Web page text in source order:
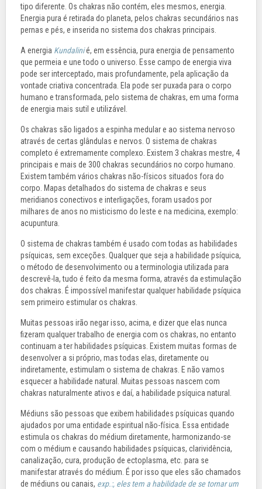
tipo diferente. Os chakras não contém, eles mesmos, energia.
Energia pura é retirada do planeta, pelos chakras secundários nas
pernas e pés, e inserida no sistema dos chakras principais.
A energia Kundalinié, em essência, pura energia de pensamento
que permeia e une todo o universo. Esse campo de energia viva
pode ser interceptado, mais profundamente, pela aplicação da
vontade criativa concentrada. Ela pode ser puxada para o corpo
humano e transformada, pelo sistema de chakras, em uma forma
de energia mais sutil e utilizável.
Os chakras são ligados a espinha medular e ao sistema nervoso
através de certas glândulas e nervos. O sistema de chakras
completo é extremamente complexo. Existem 3 chakras mestre, 4
principais e mais de 300 chakras secundários no corpo humano.
Existem também vários chakras não-físicos situados fora do
corpo. Mapas detalhados do sistema de chakras e seus
meridianos conectivos e interligações, foram usados por
milhares de anos no misticismo do leste e na medicina, exemplo:
acupuntura.
O sistema de chakras também é usado com todas as habilidades
psíquicas, sem exceções. Qualquer que seja a habilidade psíquica,
o método de desenvolvimento ou a terminologia utilizada para
descrevê-la, tudo é feito da mesma forma, através da estimulação
dos chakras. É impossível manifestar qualquer habilidade psíquica
sem primeiro estimular os chakras.
Muitas pessoas irão negar isso, acima, e dizer que elas nunca
fizeram qualquer trabalho de energia com os chakras, no entanto
continuam a ter habilidades psíquicas. Existem muitas formas de
desenvolver a si próprio, mas todas elas, diretamente ou
indiretamente, estimulam o sistema de chakras. E não vamos
esquecer a habilidade natural. Muitas pessoas nascem com
chakras naturalmente ativos e daí, a habilidade psíquica natural.
Médiuns são pessoas que exibem habilidades psíquicas quando
ajudados por uma entidade espiritual não-física. Essa entidade
estimula os chakras do médium diretamente, harmonizando-se
com o médium e causando habilidades psíquicas, clarividência,
canalização, cura, produção de ectoplasma, etc. para se
manifestar através do médium. É por isso que eles são chamados
de médiuns ou canais, exp.:, eles tem a habilidade de se tornar um